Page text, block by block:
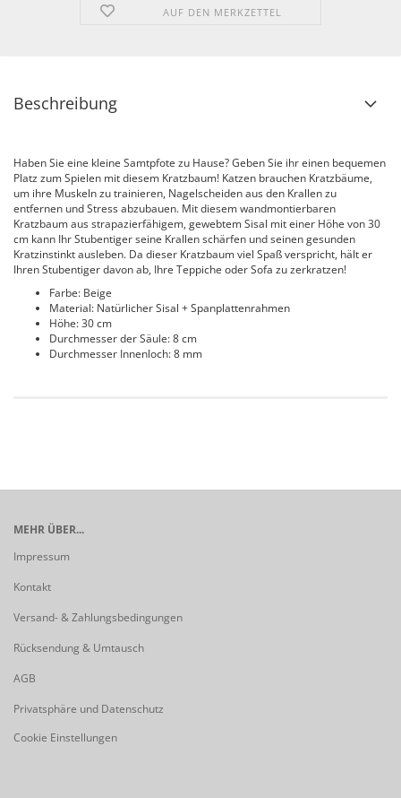
AUF DEN MERKZETTEL
Beschreibung
Haben Sie eine kleine Samtpfote zu Hause? Geben Sie ihr einen bequemen
Platz zum Spielen mit diesem Kratzbaum! Katzen brauchen Kratzbäume,
um ihre Muskeln zu trainieren, Nagelscheiden aus den Krallen zu
entfernen und Stress abzubauen. Mit diesem wandmontierbaren
Kratzbaum aus strapazierfähigem, gewebtem Sisal mit einer Höhe von 30
cm kann Ihr Stubentiger seine Krallen schärfen und seinen gesunden
Kratzinstinkt ausleben. Da dieser Kratzbaum viel Spaß verspricht, hält er
Ihren Stubentiger davon ab, Ihre Teppiche oder Sofa zu zerkratzen!
Farbe: Beige
Material: Natürlicher Sisal + Spanplattenrahmen
Höhe: 30 cm
Durchmesser der Säule: 8 cm
Durchmesser Innenloch: 8 mm
MEHR ÜBER...
Impressum
Kontakt
Versand- & Zahlungsbedingungen
Rücksendung & Umtausch
AGB
Privatsphäre und Datenschutz
Cookie Einstellungen